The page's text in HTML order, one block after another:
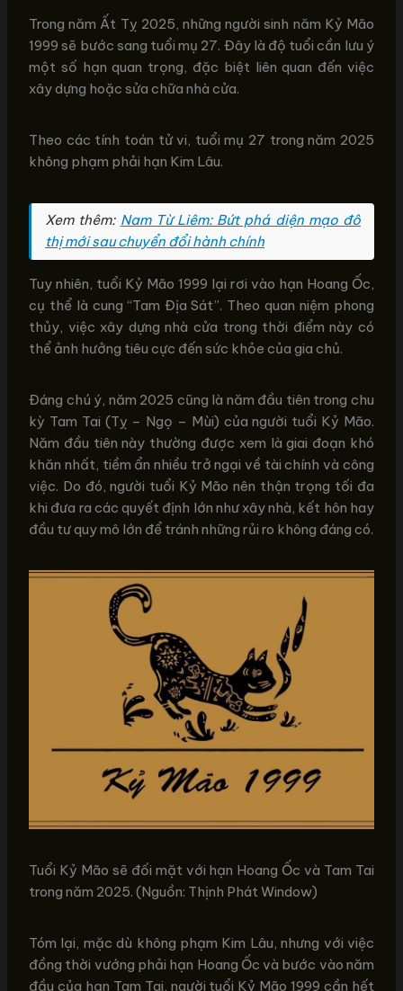
Trong năm Ất Tỵ 2025, những người sinh năm Kỷ Mão
1999 sẽ bước sang tuổi mụ 27. Đây là độ tuổi cần lưu ý
một số hạn quan trọng, đặc biệt liên quan đến việc
xây dựng hoặc sửa chữa nhà cửa.
Theo các tính toán tử vi, tuổi mụ 27 trong năm 2025
không phạm phải hạn Kim Lâu.
Xem thêm: Nam Từ Liêm: Bứt phá diện mạo đô
thị mới sau chuyển đổi hành chính
Tuy nhiên, tuổi Kỷ Mão 1999 lại rơi vào hạn Hoang Ốc,
cụ thể là cung “Tam Địa Sát”. Theo quan niệm phong
thủy, việc xây dựng nhà cửa trong thời điểm này có
thể ảnh hưởng tiêu cực đến sức khỏe của gia chủ.
Đáng chú ý, năm 2025 cũng là năm đầu tiên trong chu
kỳ Tam Tai (Tỵ – Ngọ – Mùi) của người tuổi Kỷ Mão.
Năm đầu tiên này thường được xem là giai đoạn khó
khăn nhất, tiềm ẩn nhiều trở ngại về tài chính và công
việc. Do đó, người tuổi Kỷ Mão nên thận trọng tối đa
khi đưa ra các quyết định lớn như xây nhà, kết hôn hay
đầu tư quy mô lớn để tránh những rủi ro không đáng có.
Tuổi Kỷ Mão sẽ đối mặt với hạn Hoang Ốc và Tam Tai
trong năm 2025. (Nguồn: Thịnh Phát Window)
Tóm lại, mặc dù không phạm Kim Lâu, nhưng với việc
đồng thời vướng phải hạn Hoang Ốc và bước vào năm
đầu của hạn Tam Tai, người tuổi Kỷ Mão 1999 cần hết